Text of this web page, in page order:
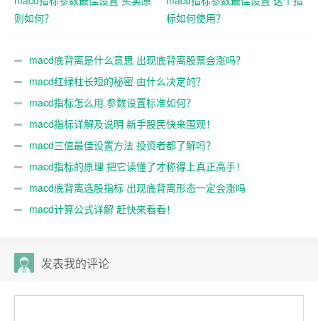
则如何？
标如何使用？
macd底背离是什么意思 出现底背离股票会涨吗？
macd红绿柱长短的秘密 由什么决定的？
macd指标怎么用 参数设置标准如何？
macd指标详解及说明 新手股民快来围观！
macd三值最佳设置方法 投资者都了解吗？
macd指标的原理 把它读懂了才称得上真正高手！
macd底背离选股指标 出现底背离形态一定会涨吗
macd计算公式详解 赶快来看看！
发表我的评论